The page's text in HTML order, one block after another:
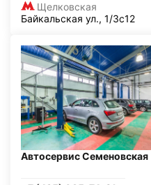
Щелковская
Байкальская ул., 1/3с12
Автосервис Семеновская